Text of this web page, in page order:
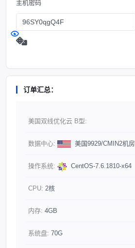
主机密码
订单汇总：
美国双线优化云 B型:
数据中心: 美国9929/CMIN2机房
操作系统: CentOS-7.6.1810-x64
CPU: 2核
内存: 4GB
系统盘: 70G